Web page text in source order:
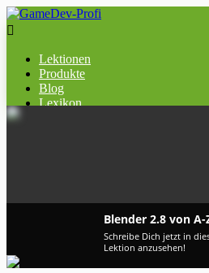

Lektionen
Produkte
Blog
Lexikon
Blender 2.8 von A-
Schreibe Dich jetzt in
Lektion anzusehen!